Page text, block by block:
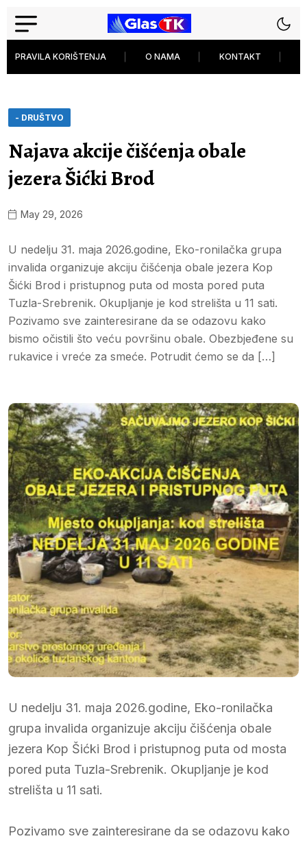
PRAVILA KORIŠTENJA O NAMA KONTAKT
- DRUŠTVO
Najava akcije čišćenja obale
jezera Šićki Brod
May 29, 2026
U nedelju 31. maja 2026.godine, Eko-ronilačka grupa
invalida organizuje akciju čišćenja obale jezera Kop
Šićki Brod i pristupnog puta od mosta pored puta
Tuzla-Srebrenik. Okupljanje je kod strelišta u 11 sati.
Pozivamo sve zainteresirane da se odazovu kako
bismo očistili što veću površinu obale. Obezbjeđene su
rukavice i vreće za smeće. Potrudit ćemo se da […]
U nedelju 31. maja 2026.godine, Eko-ronilačka
grupa invalida organizuje akciju čišćenja obale
jezera Kop Šićki Brod i pristupnog puta od mosta
pored puta Tuzla-Srebrenik. Okupljanje je kod
strelišta u 11 sati.
Pozivamo sve zainteresirane da se odazovu kako